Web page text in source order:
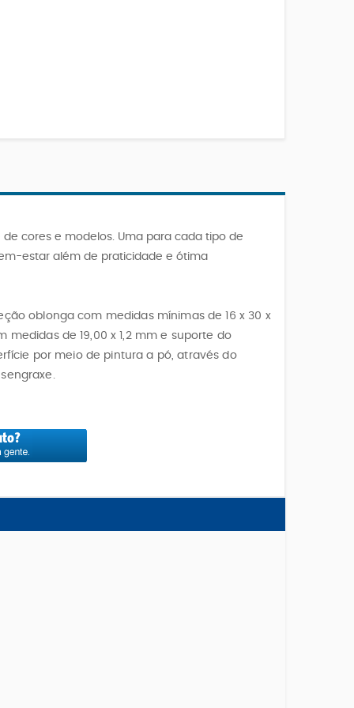
cores e modelos. Uma para cada tipo de
estar além de praticidade e ótima
oblonga com medidas mínimas de 16 x 30 x
medidas de 19,00 x 1,2 mm e suporte do
por meio de pintura a pó, através do